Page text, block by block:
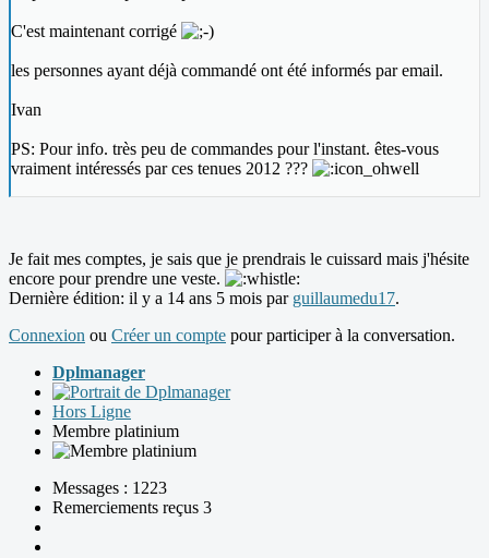
C'est maintenant corrigé
les personnes ayant déjà commandé ont été informés par email.
Ivan
PS: Pour info. très peu de commandes pour l'instant. êtes-vous
vraiment intéressés par ces tenues 2012 ???
Je fait mes comptes, je sais que je prendrais le cuissard mais j'hésite
encore pour prendre une veste.
Dernière édition: il y a 14 ans 5 mois par guillaumedu17.
Connexion ou Créer un compte pour participer à la conversation.
Dplmanager
Hors Ligne
Membre platinium
Messages : 1223
Remerciements reçus 3